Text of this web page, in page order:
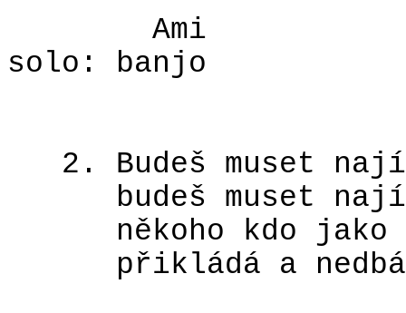
Ami
solo: banjo
2. Budeš muset
budeš muset
někoho kdo
přikládá a